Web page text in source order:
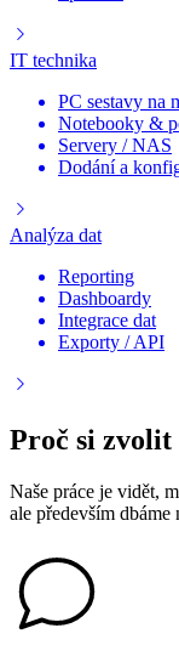
IT technika
PC sestavy na
Notebooky &
Servery / NAS
Dodání a
Analýza dat
Reporting
Dashboardy
Integrace dat
Exporty / API
Proč si zvolit
Naše práce je vidět,
ale především dbáme